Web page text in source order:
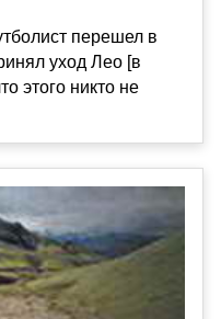
перешел в
уход Лео [в
этого никто не